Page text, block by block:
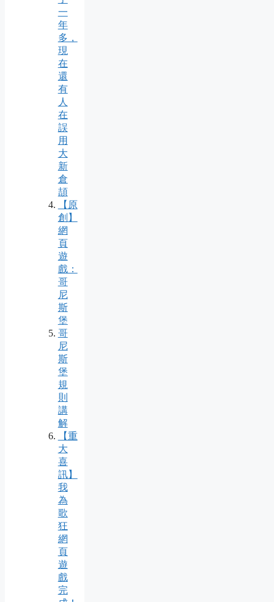
一
年
多，
現
在
還
有
人
在
誤
用
大
新
倉
頡
【原
創】
網
頁
遊
戲：
哥
尼
斯
堡
哥
尼
斯
堡
規
則
講
解
【重
大
喜
訊】
我
為
歌
狂
網
頁
遊
戲
完